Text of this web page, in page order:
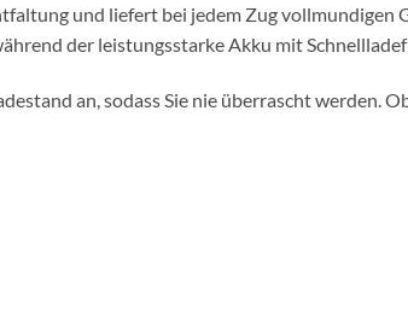
und liefert bei jedem Zug vollmundigen
der leistungsstarke Akku mit
an, sodass Sie nie überrascht werden.